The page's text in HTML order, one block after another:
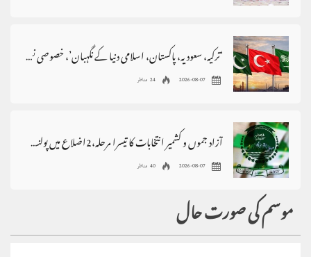
‘ترکیہ، سعودیہ، پاکستان، اسلامی دنیا کے نگہبان’، خصوصی نغمہ جاری
2026-08-07 24 مناظر
آزاد جموں و کشمیر انتخابات کا تیسرا مرحلہ،2اضلاع میں پولنگ ملتوی
2026-08-07 40 مناظر
موسم کی صورت حال